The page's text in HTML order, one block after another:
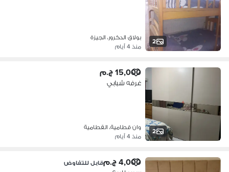
2
بولاق الدكرور، الجيزة
منذ 4 أيام
2
15,000 ج.م
غرفه شبابي
وان قطامية، القطامية
منذ 4 أيام
4,000 ج.م قابل للتفاوض